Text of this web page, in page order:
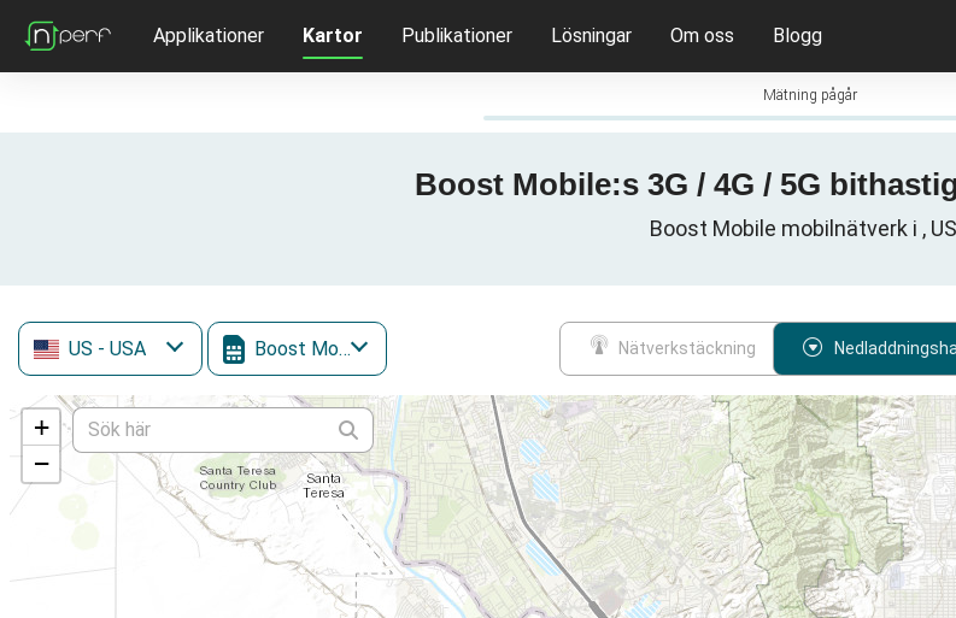
Applikationer Kartor Publikationer Lösningar Om oss Blogg
Mätning pågår
Boost Mobile:s 3G / 4G / 5G
Boost Mobile mobilnätverk i ,
US - USA Boost Mobile Nätverkstäckning
+
−